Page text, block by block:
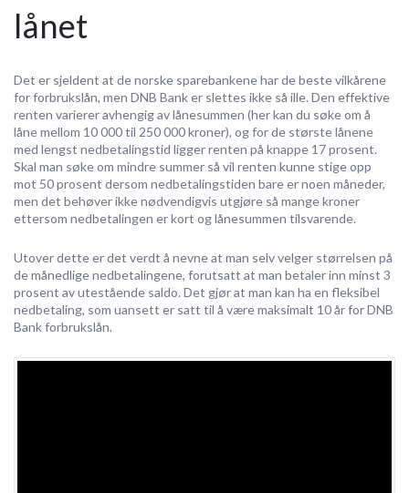
lånet
Det er sjeldent at de norske sparebankene har de beste vilkårene
for forbrukslån, men DNB Bank er slettes ikke så ille. Den effektive
renten varierer avhengig av lånesummen (her kan du søke om å
låne mellom 10 000 til 250 000 kroner), og for de største lånene
med lengst nedbetalingstid ligger renten på knappe 17 prosent.
Skal man søke om mindre summer så vil renten kunne stige opp
mot 50 prosent dersom nedbetalingstiden bare er noen måneder,
men det behøver ikke nødvendigvis utgjøre så mange kroner
ettersom nedbetalingen er kort og lånesummen tilsvarende.
Utover dette er det verdt å nevne at man selv velger størrelsen på
de månedlige nedbetalingene, forutsatt at man betaler inn minst 3
prosent av utestående saldo. Det gjør at man kan ha en fleksibel
nedbetaling, som uansett er satt til å være maksimalt 10 år for DNB
Bank forbrukslån.